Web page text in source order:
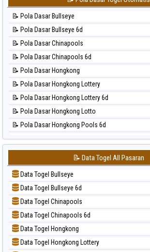
⚽ Bola Hitam Sydney Pools 6d
⚽ Bola Hitam Taipei
⚽ Bola Hitam Taiwan
📊 Statistik Korea
📊 Statistik Kuda Lari
📊 Statistik Magnum Cambodia
📊 Statistik Nagoya
📊 Statistik New York Midday
📊 Statistik North Carolina Day
📊 Statistik Pcso
📊 Statistik Pennsylvania Day
📊 Statistik Sao Paulo
📊 Statistik Singapore
📊 Statistik Sydney
📊 Statistik Sydney Lottery
📊 Statistik Sydney Lottery 6d
📊 Statistik Sydney Lotto
📊 Statistik Sydney Pools 6d
📊 Statistik Taipei
📊 Statistik Taiwan
📝 Pola Dasar Bullseye
📝 Pola Dasar Bullseye 6d
📝 Pola Dasar Chinapools
📝 Pola Dasar Chinapools 6d
📝 Pola Dasar Hongkong
📝 Pola Dasar Hongkong Lottery
📝 Pola Dasar Hongkong Lottery 6d
📝 Pola Dasar Hongkong Lotto
📝 Pola Dasar Hongkong Pools 6d
📝 Pola Dasar Japan
📝 Pola Dasar Japan 6d
📝 Pola Dasar Korea
📝 Pola Dasar Kuda Lari
📝 Pola Dasar Magnum Cambodia
📝 Pola Dasar Nagoya
📝 Pola Dasar North Carolina Day
📝 Pola Dasar Pcso
📝 Pola Dasar Sao Paulo
📝 Data Togel All Pasaran
Data Togel Bullseye
Data Togel Bullseye 6d
Data Togel Chinapools
Data Togel Chinapools 6d
Data Togel Hongkong
Data Togel Hongkong Lottery